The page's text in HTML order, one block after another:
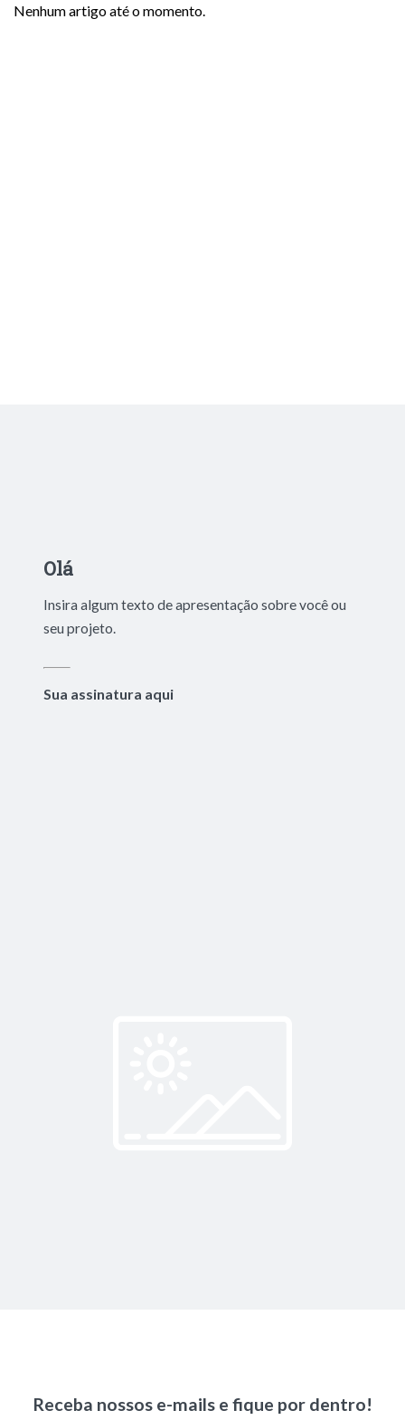
Nenhum artigo até o momento.
Olá
Insira algum texto de apresentação sobre você ou
seu projeto.
Sua assinatura aqui
Receba nossos e-mails e fique por dentro!